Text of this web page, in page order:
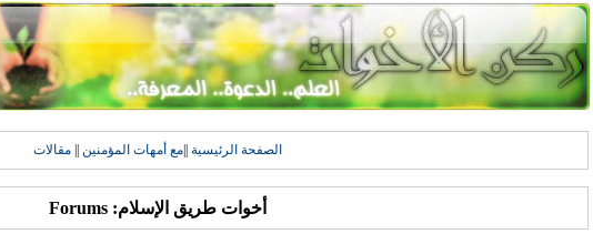
الصفحة الرئيسية مع أمهات المؤمنين مقالات
أخوات طريق الإسلام: Forums